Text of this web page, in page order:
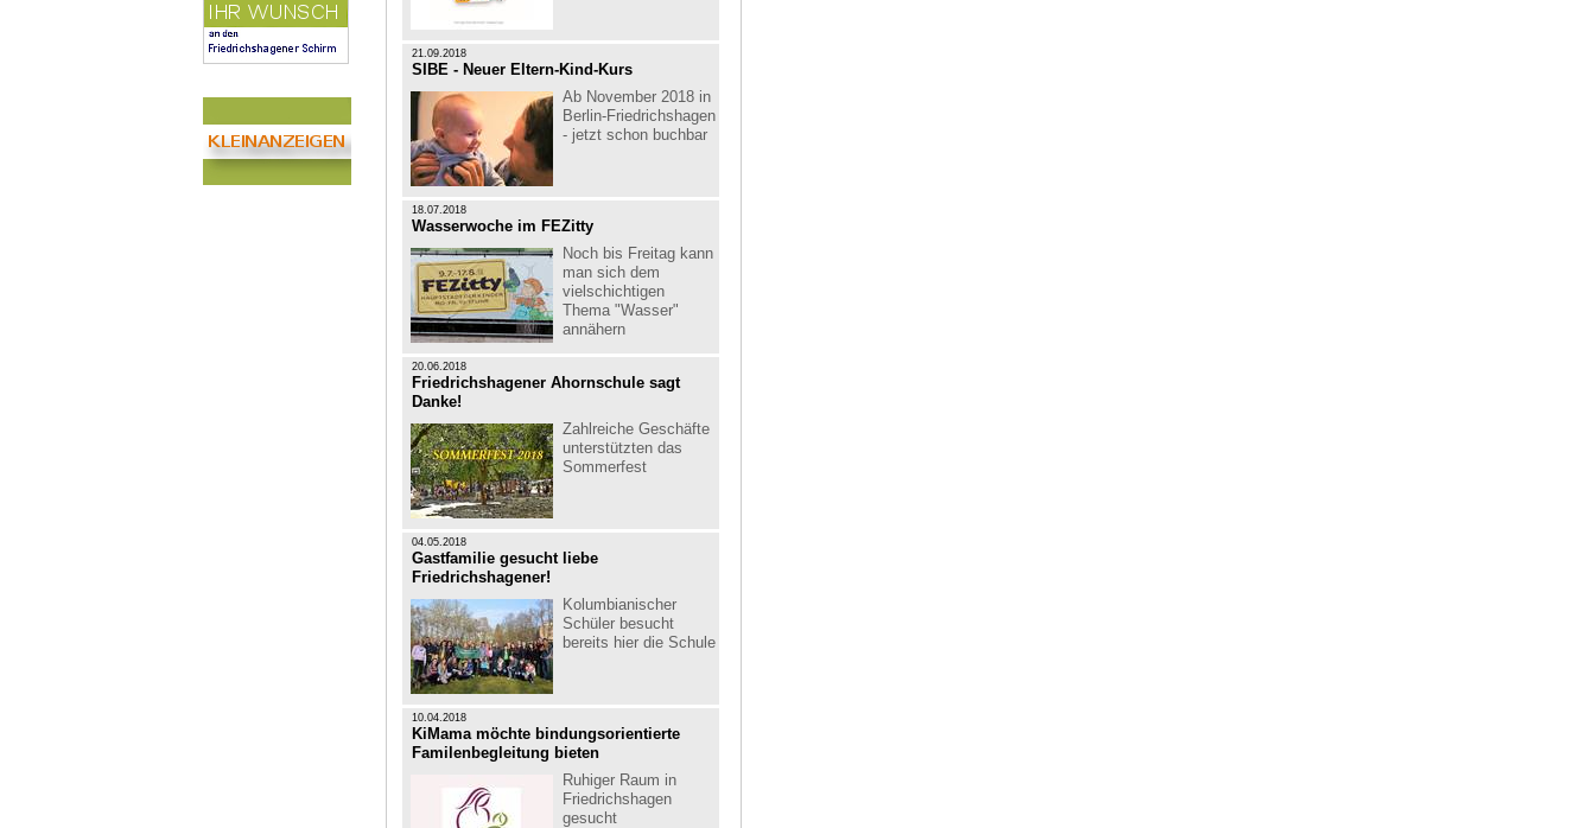
21.09.2018
SIBE - Neuer Eltern-Kind-Kurs
Ab November 2018 in
Berlin-Friedrichshagen
- jetzt schon buchbar
18.07.2018
Wasserwoche im FEZitty
Noch bis Freitag kann
man sich dem
vielschichtigen
Thema "Wasser"
annähern
20.06.2018
Friedrichshagener Ahornschule sagt
Danke!
Zahlreiche Geschäfte
unterstützten das
Sommerfest
04.05.2018
Gastfamilie gesucht liebe
Friedrichshagener!
Kolumbianischer
Schüler besucht
bereits hier die Schule
10.04.2018
KiMama möchte bindungsorientierte
Familenbegleitung bieten
Ruhiger Raum in
Friedrichshagen
gesucht